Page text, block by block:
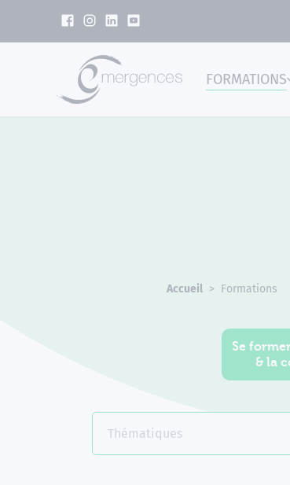
FORMATIONS
Accueil Formations
Se
& la
Thématiques